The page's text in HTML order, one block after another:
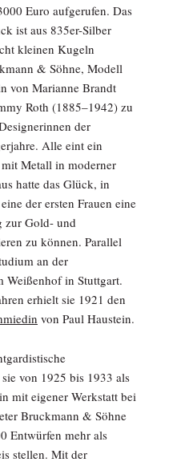
Euro aufgerufen. Das
ist aus 835er-Silber
kleinen Kugeln
& Söhne, Modell
von Marianne Brandt
Roth (1885–1942) zu
der
Alle eint ein
Metall in moderner
hatte das Glück, in
der ersten Frauen eine
zur Gold- und
zu können. Parallel
an der
Weißenhof in Stuttgart.
erhielt sie 1921 den
von Paul Haustein.
von 1925 bis 1933 als
mit eigener Werkstatt bei
Bruckmann & Söhne
Entwürfen mehr als
stellen. Mit der